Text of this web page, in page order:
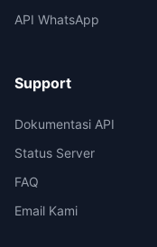
API WhatsApp
Support
Dokumentasi API
Status Server
FAQ
Email Kami